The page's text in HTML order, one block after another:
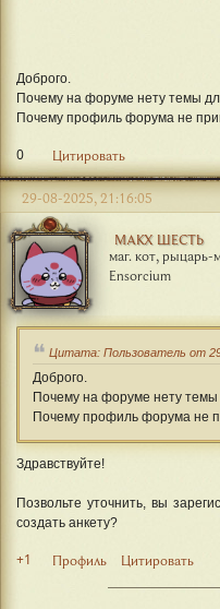
Доброго.
Почему на форуме нету темы
Почему профиль форума не
0 Цитировать
МАКХ ШЕСТЬ
маг. кот, рыцарь-
Ensorcium
29-08-2025, 21:16:05
Цитата: Пользователь от
Доброго.
Почему на форуме нету
Почему профиль форума не
Здравствуйте!
Позвольте уточнить, вы
создать анкету?
+1 Профиль Цитировать